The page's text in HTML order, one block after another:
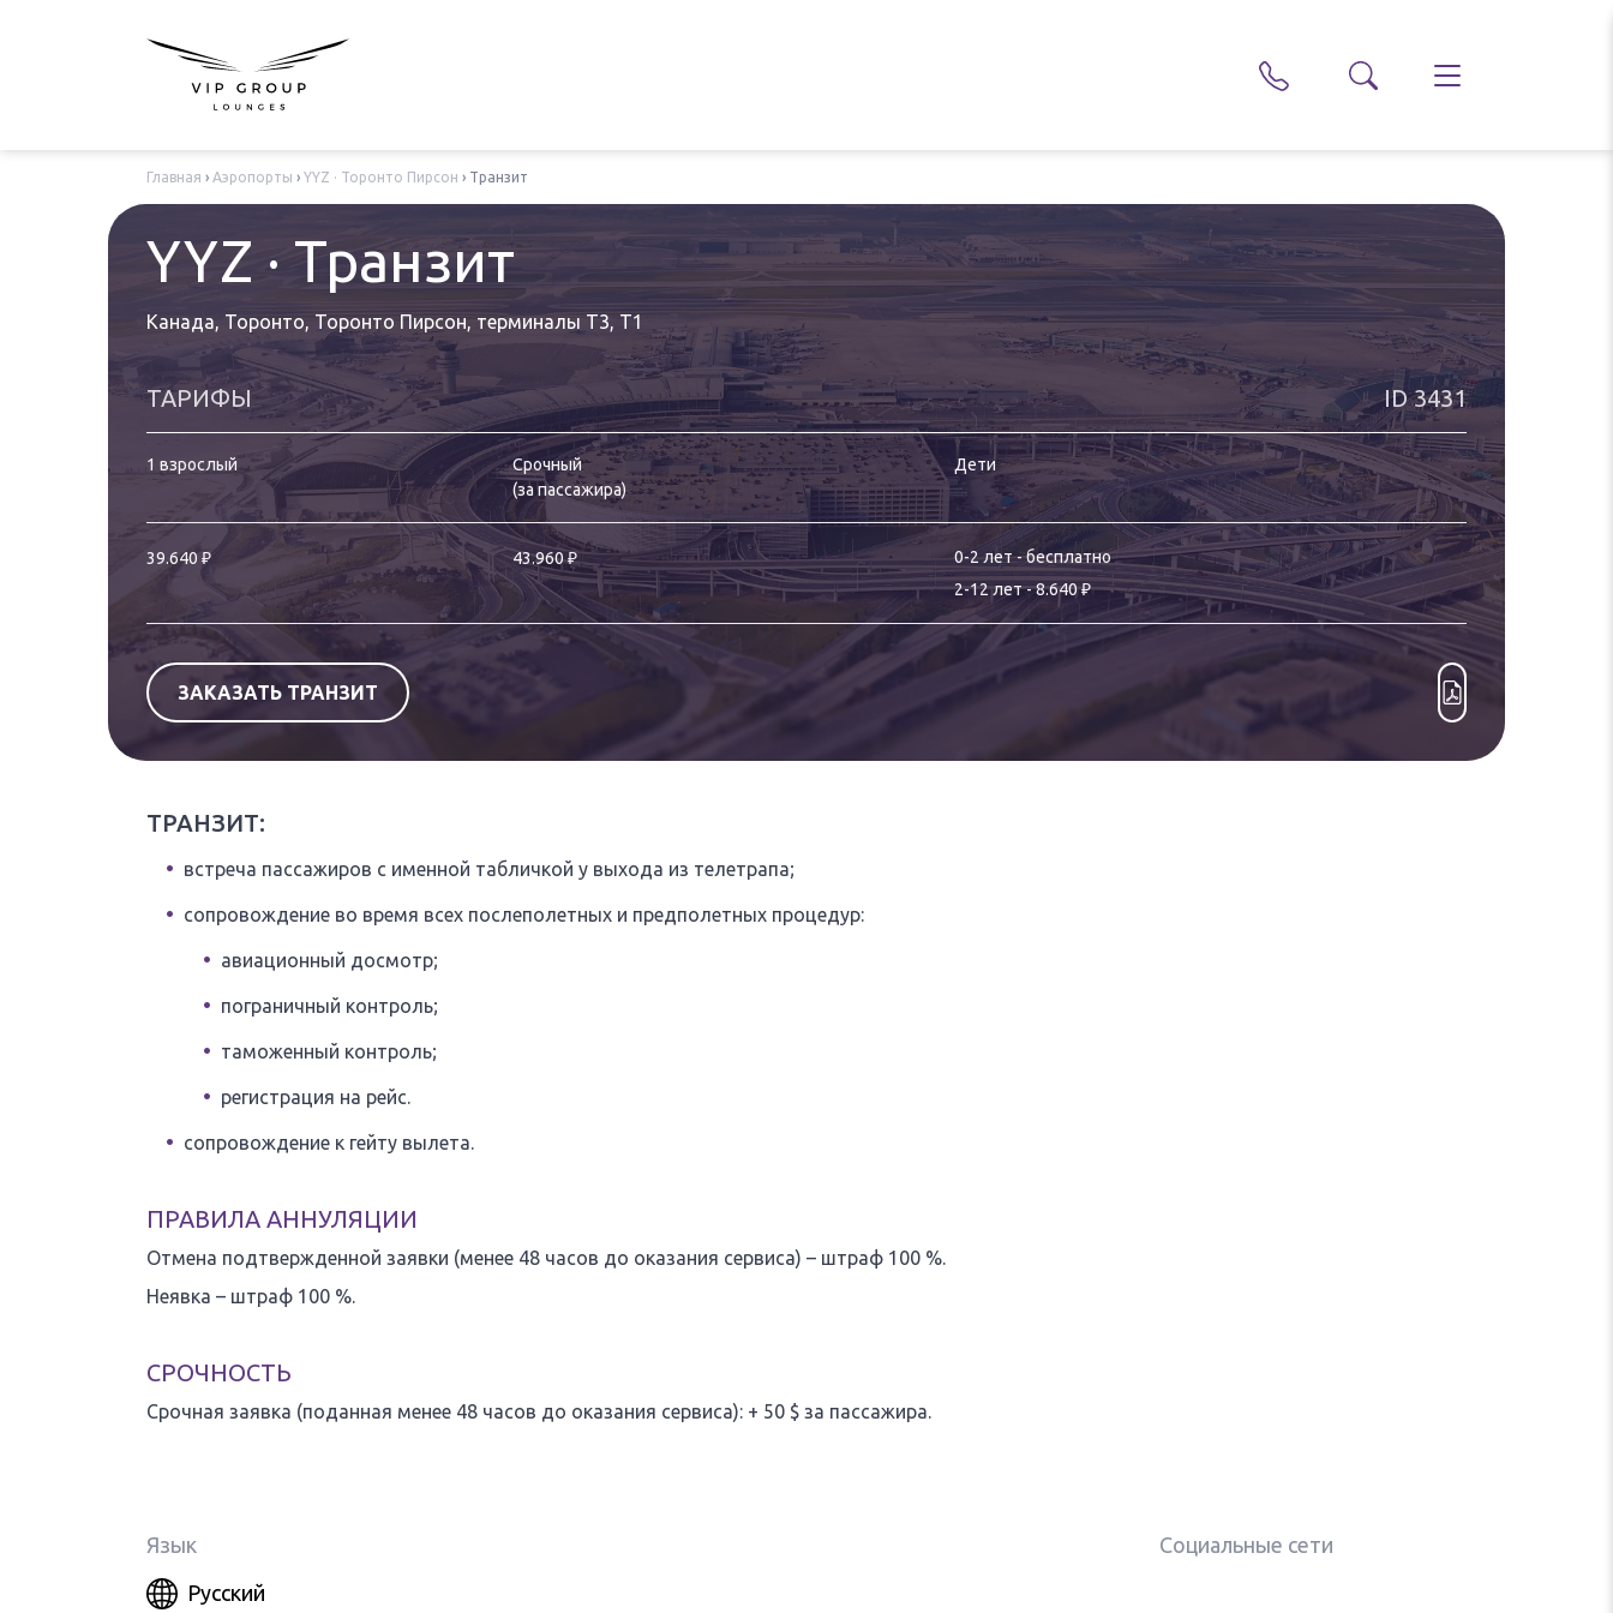
Главная › Аэропорты › YYZ · Торонто Пирсон › Транзит
YYZ · Транзит
Канада, Торонто, Торонто Пирсон, терминалы T3, T1
ТАРИФЫ ID3431
1 взрослый
Срочный
(за пассажира)
Дети
39.640₽ 43.960₽ 0-2лет-бесплатно
2-12лет-8.640₽
ЗАКАЗАТЬ ТРАНЗИТ
ТРАНЗИТ:
встреча пассажиров с именной табличкой у выхода из телетрапа;
сопровождение во время всех послеполетных и предполетных процедур:
авиационный досмотр;
пограничный контроль;
таможенный контроль;
регистрация на рейс.
сопровождение к гейту вылета.
ПРАВИЛА АННУЛЯЦИИ
Отмена подтвержденной заявки (менее 48 часов до оказания сервиса) – штраф 100 %.
Неявка – штраф 100 %.
СРОЧНОСТЬ
Срочная заявка (поданная менее 48 часов до оказания сервиса): + 50 $ за пассажира.
Язык
Русский
Социальные сети